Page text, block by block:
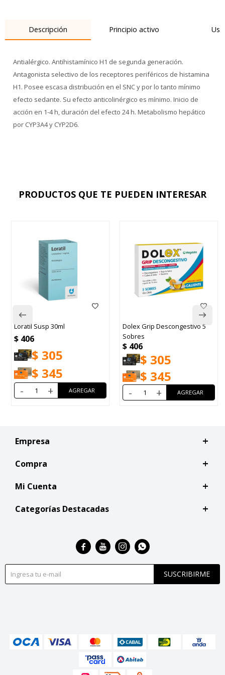
Descripción Principio activo
Antialérgico. Antihistamínico H1 de segunda generación.
Antagonista selectivo de los receptores periféricos de histamina
H1. Posee escasa distribución en el SNC y por lo tanto mínimo
efecto sedante. Su efecto anticolinérgico es mínimo. Inicio de
acción en 1-4 h, duración del efecto 24 h. Metabolismo hepático
por CYP3A4 y CYP2D6.
PRODUCTOS QUE TE PUEDEN INTERESAR
Loratil Susp 30ml
$ 406
$ 305
$ 345
- +
Dolex Grip Descongestivo 5
Sobres
$ 406
$ 305
$ 345
- +
Empresa
Compra
Mi Cuenta
Categorías Destacadas
SUSCRIBIRME
   